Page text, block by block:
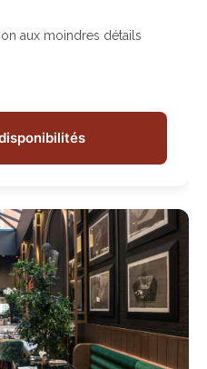
aux moindres détails